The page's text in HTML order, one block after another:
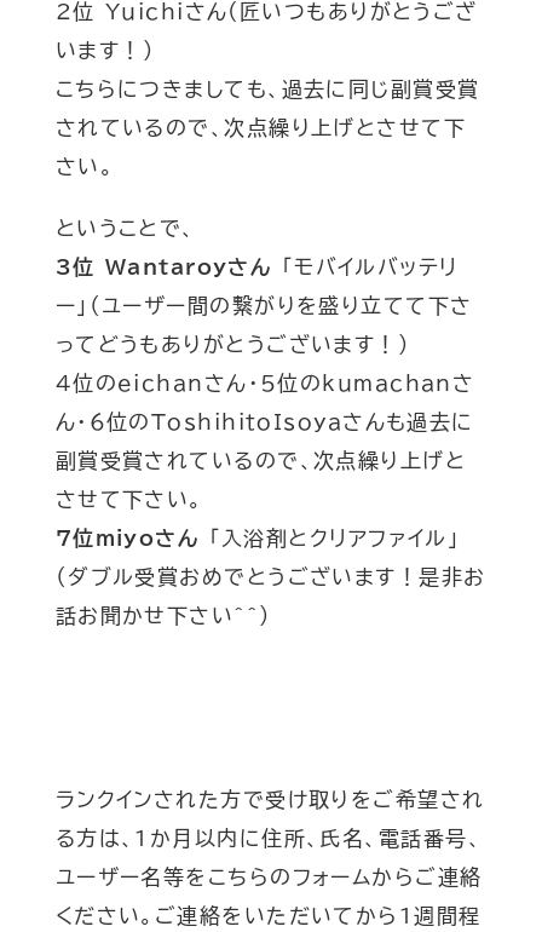
2位 Yuichiさん(匠いつもありがとうござ
います ！
)
こちらにつきましても、過去に同じ副賞受賞
されているので、次点繰り上げとさせて下
さい。
ということで、
3位 Wantaroyさん 「モバイルバッテリ
ー」 （ユーザー間の繋がりを盛り立てて下さ
ってどうもありがとうございます！）
4位のeichanさん・5位のkumachanさ
ん・6位のToshihitoIsoyaさんも過去に
副賞受賞されているので、次点繰り上げと
させて下さい。
7位miyoさん 「入浴剤とクリアファイル」
（ダブル受賞おめでとうございます！是非お
話お聞かせ下さい^^）
ランクインされた方で受け取りをご希望され
る方は、1か月以内に住所、氏名、電話番号、
ユーザー名等をこちらのフォームからご連絡
ください。ご連絡をいただいてから1週間程